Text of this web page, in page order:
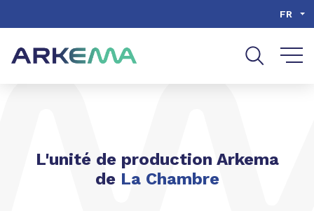
Aller à la recherche
FR
L'unité de production Arkema
de La Chambre